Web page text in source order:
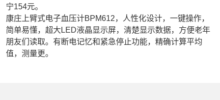
宁154元。
康庄上臂式电子血压计BPM612，人性化设计，一键操作，
简单易懂，超大LED液晶显示屏，清楚显示数据，方便老年
朋友们读取。有断电记忆和紧急停止功能，精确计算平均
值，测量更。